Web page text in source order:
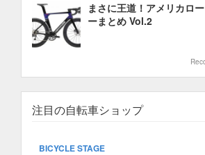
まさに王道！アメリカロ
ーまとめ Vol.2
注目の自転車ショップ
BICYCLE STAGE